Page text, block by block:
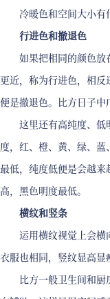
冷暖色和空间大小有什
行进色和撤退色
如果把相同的颜色放
更近，称为行进色，相
便是撤退色。比方日子中
这里还有高纯度、低
度，红、橙、黄、绿、
最低，纯度低便是会越
高，黑色明度最低。
横纹和竖条
运用横纹视觉上会横
衣服也相同，竖纹显高显
比方一般卫生间和厨